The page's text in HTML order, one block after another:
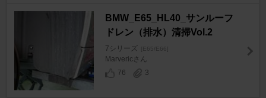
BMW_E65_HL40_サンルーフ
ドレン（排水）清掃Vol.2
7シリーズ [E65/E66]
Marvericさん
76
3